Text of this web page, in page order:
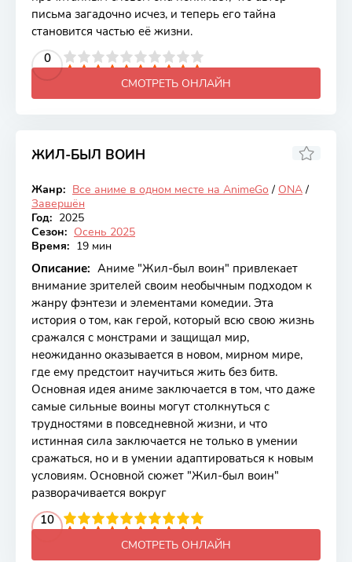
письма загадочно исчез, и теперь его тайна
становится частью её жизни.
0
4 5 6 7 8 9 10
СМОТРЕТЬ ОНЛАЙН
ЖИЛ-БЫЛ ВОИН
Закончен
6.86
Жанр: Все аниме в одном месте на AnimeGo / ONA /
Завершён
Год: 2025
Сезон: Осень 2025
Время: 19 мин
Описание: Аниме "Жил-был воин" привлекает
внимание зрителей своим необычным подходом к
жанру фэнтези и элементами комедии. Эта
история о том, как герой, который всю свою жизнь
сражался с монстрами и защищал мир,
неожиданно оказывается в новом, мирном мире,
где ему предстоит научиться жить без битв.
Основная идея аниме заключается в том, что даже
самые сильные воины могут столкнуться с
трудностями в повседневной жизни, и что
истинная сила заключается не только в умении
сражаться, но и в умении адаптироваться к новым
условиям. Основной сюжет "Жил-был воин"
разворачивается вокруг
10
4 5 6 7 8 9 10
СМОТРЕТЬ ОНЛАЙН